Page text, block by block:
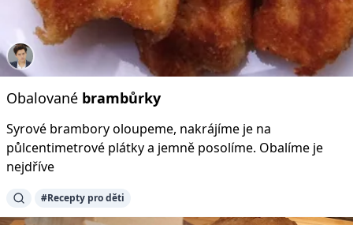
Obalované brambůrky
Syrové brambory oloupeme, nakrájíme je na
půlcentimetrové plátky a jemně posolíme. Obalíme je
nejdříve
#Recepty pro děti